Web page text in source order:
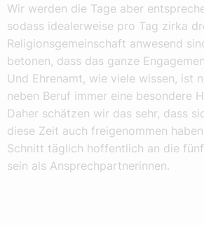
Wir werden die Tage aber
sodass idealerweise pro Tag zirka
Religionsgemeinschaft anwesend
betonen, dass das ganze
Und Ehrenamt, wie viele wissen, ist
neben Beruf immer eine besondere
Daher schätzen wir das sehr, dass
diese Zeit auch freigenommen
Schnitt täglich hoffentlich an die
sein als Ansprechpartnerinnen.